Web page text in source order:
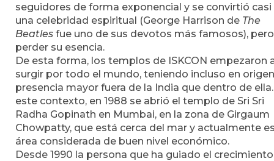
seguidores de forma exponencial y se convirtió casi
una celebridad espiritual (George Harrison de The
Beatles fue uno de sus devotos más famosos),
perder su esencia.
De esta forma, los templos de ISKCON empezaron
surgir por todo el mundo, teniendo incluso en
presencia mayor fuera de la India que dentro de
este contexto, en 1988 se abrió el templo de Sri Sri
Radha Gopinath en Mumbai, en la zona de Girgaum
Chowpatty, que está cerca del mar y actualmente
área considerada de buen nivel económico.
Desde 1990 la persona que ha guiado el